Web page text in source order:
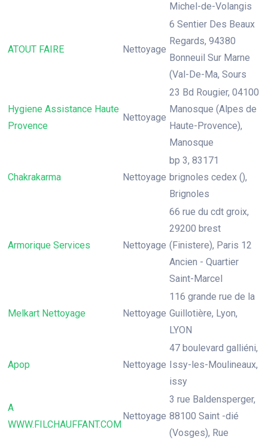
Michel-de-Volangis
ATOUT FAIRE Nettoyage
6 Sentier Des Beaux
Regards, 94380
Bonneuil Sur Marne
(Val-De-Ma, Sours
Hygiene Assistance Haute
Provence
Nettoyage
23 Bd Rougier, 04100
Manosque (Alpes de
Haute-Provence),
Manosque
Chakrakarma Nettoyage
bp 3, 83171
brignoles cedex (),
Brignoles
Armorique Services Nettoyage
66 rue du cdt groix,
29200 brest
(Finistere), Paris 12
Ancien - Quartier
Saint-Marcel
Melkart Nettoyage Nettoyage
116 grande rue de la
Guillotière, Lyon,
LYON
Apop Nettoyage
47 boulevard galliéni,
Issy-les-Moulineaux,
issy
A
WWW.FILCHAUFFANT.COM
Nettoyage
3 rue Baldensperger,
88100 Saint -dié
(Vosges), Rue